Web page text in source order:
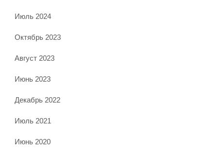
Июль 2024
Октябрь 2023
Август 2023
Июнь 2023
Декабрь 2022
Июль 2021
Июнь 2020